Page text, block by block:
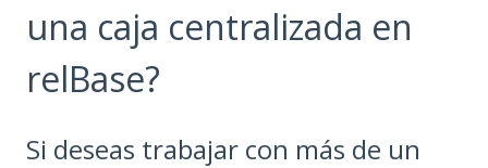
una caja centralizada en
relBase?
Si deseas trabajar con más de un